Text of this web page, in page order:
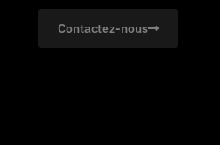
Contactez-nous